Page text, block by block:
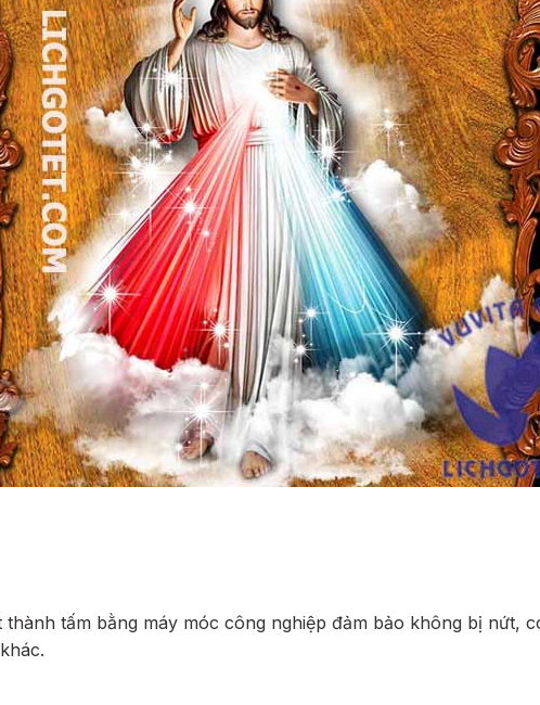
tấm bằng máy móc công nghiệp đảm bảo không bị nứt,